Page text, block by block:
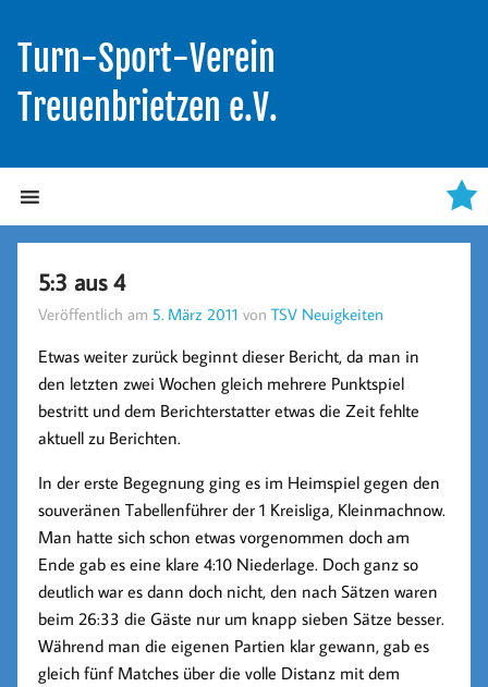
Turn-Sport-Verein
Treuenbrietzen e.V.
5:3 aus 4
Veröffentlich am 5. März 2011 vonTSV Neuigkeiten
Etwas weiter zurück beginnt dieser Bericht, da man in
den letzten zwei Wochen gleich mehrere Punktspiel
bestritt und dem Berichterstatter etwas die Zeit fehlte
aktuell zu Berichten.
In der erste Begegnung ging es im Heimspiel gegen den
souveränen Tabellenführer der 1 Kreisliga, Kleinmachnow.
Man hatte sich schon etwas vorgenommen doch am
Ende gab es eine klare 4:10 Niederlage. Doch ganz so
deutlich war es dann doch nicht, den nach Sätzen waren
beim 26:33 die Gäste nur um knapp sieben Sätze besser.
Während man die eigenen Partien klar gewann, gab es
gleich fünf Matches über die volle Distanz mit dem